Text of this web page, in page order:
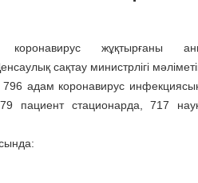
коронавирус жұқтырғаны
сақтау министрлігі
адам коронавирус
пациент стационарда, 717